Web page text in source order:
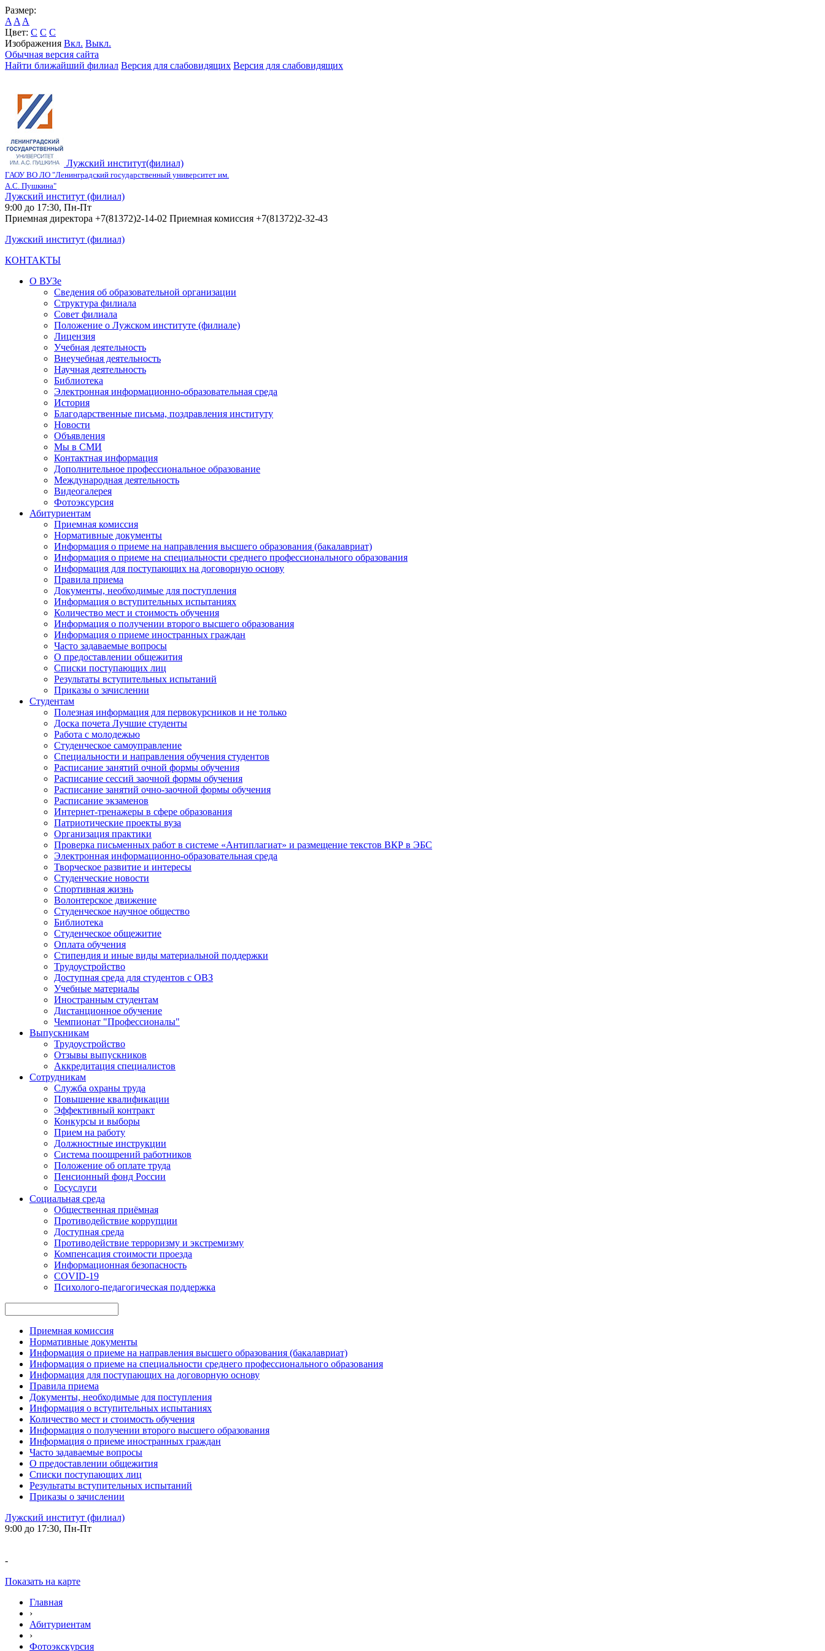
Размер:
A A A
Цвет: C C C
Изображения Вкл. Выкл.
Обычная версия сайта
Найти ближайший филиал Версия для слабовидящих Версия для слабовидящих
Лужский институт(филиал)
ГАОУ ВО ЛО "Ленинградский государственный университет им.
А.С. Пушкина"
Лужский институт (филиал)
9:00 до 17:30, Пн-Пт
Приемная директора +7(81372)2-14-02 Приемная комиссия +7(81372)2-32-43
Лужский институт (филиал)
КОНТАКТЫ
О ВУЗе
Сведения об образовательной организации
Структура филиала
Совет филиала
Положение о Лужском институте (филиале)
Лицензия
Учебная деятельность
Внеучебная деятельность
Научная деятельность
Библиотека
Электронная информационно-образовательная среда
История
Благодарственные письма, поздравления институту
Новости
Объявления
Мы в СМИ
Контактная информация
Дополнительное профессиональное образование
Международная деятельность
Видеогалерея
Фотоэксурсия
Абитуриентам
Приемная комиссия
Нормативные документы
Информация о приеме на направления высшего образования (бакалавриат)
Информация о приеме на специальности среднего профессионального образования
Информация для поступающих на договорную основу
Правила приема
Документы, необходимые для поступления
Информация о вступительных испытаниях
Количество мест и стоимость обучения
Информация о получении второго высшего образования
Информация о приеме иностранных граждан
Часто задаваемые вопросы
О предоставлении общежития
Списки поступающих лиц
Результаты вступительных испытаний
Приказы о зачислении
Студентам
Полезная информация для первокурсников и не только
Доска почета Лучшие студенты
Работа с молодежью
Студенческое самоуправление
Специальности и направления обучения студентов
Расписание занятий очной формы обучения
Расписание сессий заочной формы обучения
Расписание занятий очно-заочной формы обучения
Расписание экзаменов
Интернет-тренажеры в сфере образования
Патриотические проекты вуза
Организация практики
Проверка письменных работ в системе «Антиплагиат» и размещение текстов ВКР в ЭБС
Электронная информационно-образовательная среда
Творческое развитие и интересы
Студенческие новости
Спортивная жизнь
Волонтерское движение
Студенческое научное общество
Библиотека
Студенческое общежитие
Оплата обучения
Стипендия и иные виды материальной поддержки
Трудоустройство
Доступная среда для студентов с ОВЗ
Учебные материалы
Иностранным студентам
Дистанционное обучение
Чемпионат "Профессионалы"
Выпускникам
Трудоустройство
Отзывы выпускников
Аккредитация специалистов
Сотрудникам
Служба охраны труда
Повышение квалификации
Эффективный контракт
Конкурсы и выборы
Прием на работу
Должностные инструкции
Система поощрений работников
Положение об оплате труда
Пенсионный фонд России
Госуслуги
Социальная среда
Общественная приёмная
Противодействие коррупции
Доступная среда
Противодействие терроризму и экстремизму
Компенсация стоимости проезда
Информационная безопасность
COVID-19
Психолого-педагогическая поддержка
Приемная комиссия
Нормативные документы
Информация о приеме на направления высшего образования (бакалавриат)
Информация о приеме на специальности среднего профессионального образования
Информация для поступающих на договорную основу
Правила приема
Документы, необходимые для поступления
Информация о вступительных испытаниях
Количество мест и стоимость обучения
Информация о получении второго высшего образования
Информация о приеме иностранных граждан
Часто задаваемые вопросы
О предоставлении общежития
Списки поступающих лиц
Результаты вступительных испытаний
Приказы о зачислении
Лужский институт (филиал)
9:00 до 17:30, Пн-Пт
-
Показать на карте
Главная
›
Абитуриентам
›
Фотоэкскурсия